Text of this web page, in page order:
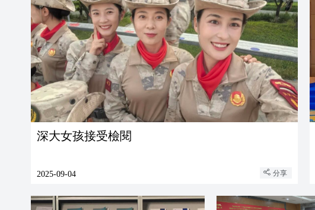
深大女孩接受檢閱
2025-09-04 分享